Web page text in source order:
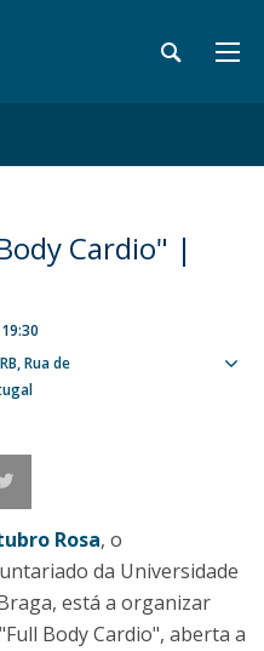
Cardio" |
Rua de
Rosa, o
da Universidade
está a organizar
Body Cardio", aberta a